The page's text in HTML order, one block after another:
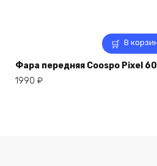
В
Фара передняя Coospo Pixel
1990 ₽